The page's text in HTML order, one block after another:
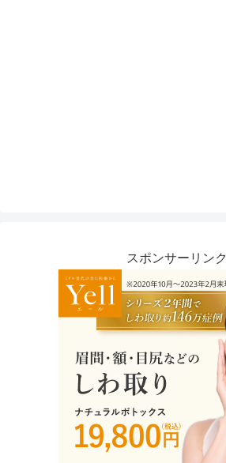
スポンサーリンク